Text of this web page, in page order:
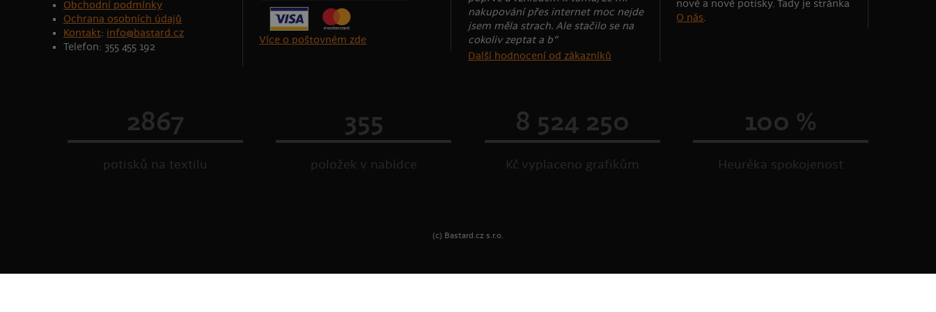
Obchodní podmínky
Ochrana osobních údajů
Kontakt: info@bastard.cz
Telefon: 355 455 192
Více o poštovném zde
nakupování přes internet moc nejde
jsem měla strach. Ale stačilo se na
cokoliv zeptat a b“
Další hodnocení od zákazníků
nové a nové potisky. Tady je stránka
O nás.
2867
potisků na textilu
355
položek v nabídce
8 524 250
Kč vyplaceno grafikům
100 %
Heuréka spokojenost
(c) Bastard.cz s.r.o.